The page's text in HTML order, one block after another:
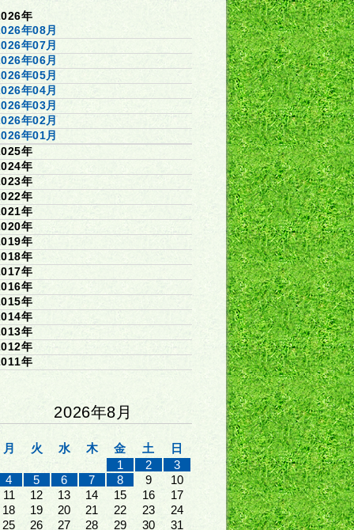
年
年08月
年07月
年06月
年05月
年04月
年03月
年02月
年01月
年
年
年
年
年
年
年
年
年
年
年
年
年
年
年
2026年8月
月 火 水 木 金 土
日
1
2
3
4
5 6 7 8 9
10
11
12 13 14 15 16
17
18
19 20 21 22 23
24
25
26 27 28 29 30 31